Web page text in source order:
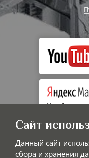
Сайт
Данный сайт
сбора и хранения